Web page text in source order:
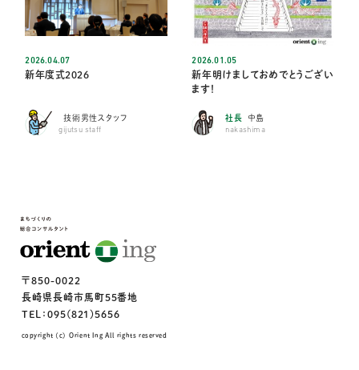
2026.04.07
新年度式2026
技術男性スタッフ
gijutsu staff
2026.01.05
新年明けましておめでとうござい
ます！
社長 中島
nakashima
〒850-0022
長崎県長崎市馬町55番地
TEL：095(821)5656
copyright (c) Orient Ing All rights reserved